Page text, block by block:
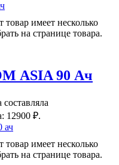
товар имеет несколько
на странице товара.
ASIA 90 Ач
12900 ₽.
товар имеет несколько
на странице товара.